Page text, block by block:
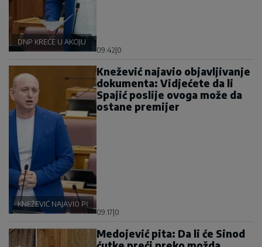
DNP KREĆE U AKCIJU
09:42|0
KNEŽEVIĆ NAJAVIO POLITIČKU BURU
Knežević najavio objavljivanje
dokumenta: Vidjećete da li
Spajić poslije ovoga može da
ostane premijer
09:17|0
Medojević pita: Da li će Sinod